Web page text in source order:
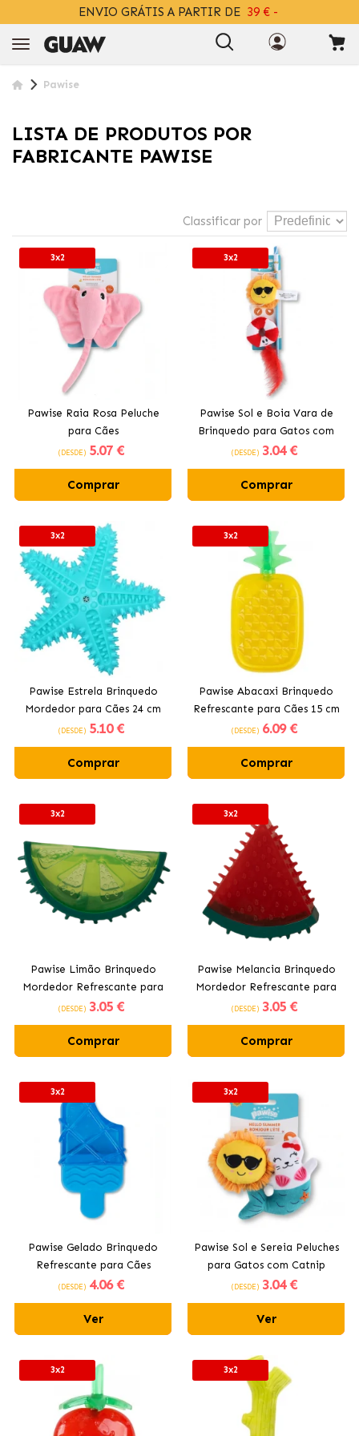
ENVIO GRÁTIS A PARTIR DE 39 € -
DESCARREGA A APP COM 2% DESCONTO EXTRA
Pawise
LISTA DE PRODUTOS POR
FABRICANTE PAWISE
Classificar por
3x2
Pawise Raia Rosa Peluche
para Cães
(DESDE) 5.07 €
Comprar
3x2
Pawise Sol e Boia Vara de
Brinquedo para Gatos com
Catnip
(DESDE) 3.04 €
Comprar
3x2
Pawise Estrela Brinquedo
Mordedor para Cães 24 cm
(DESDE) 5.10 €
Comprar
3x2
Pawise Abacaxi Brinquedo
Refrescante para Cães 15 cm
(DESDE) 6.09 €
Comprar
3x2
Pawise Limão Brinquedo
Mordedor Refrescante para
Cães 12 cm
(DESDE) 3.05 €
Comprar
3x2
Pawise Melancia Brinquedo
Mordedor Refrescante para
Cães 10 cm
(DESDE) 3.05 €
Comprar
3x2
Pawise Gelado Brinquedo
Refrescante para Cães
(DESDE) 4.06 €
Ver
3x2
Pawise Sol e Sereia Peluches
para Gatos com Catnip
(DESDE) 3.04 €
Ver
3x2 3x2